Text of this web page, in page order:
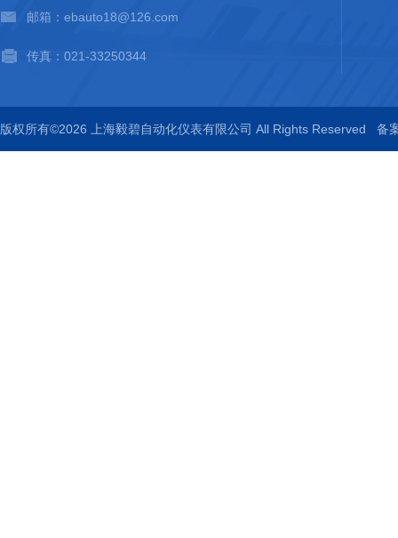
邮箱：ebauto18@126.com
传真：021-33250344
版权所有©2026 上海毅碧自动化仪表有限公司 All Rights Reserved 备